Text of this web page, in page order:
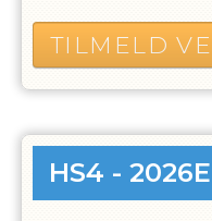
TILMELD
HS4 - 2026E